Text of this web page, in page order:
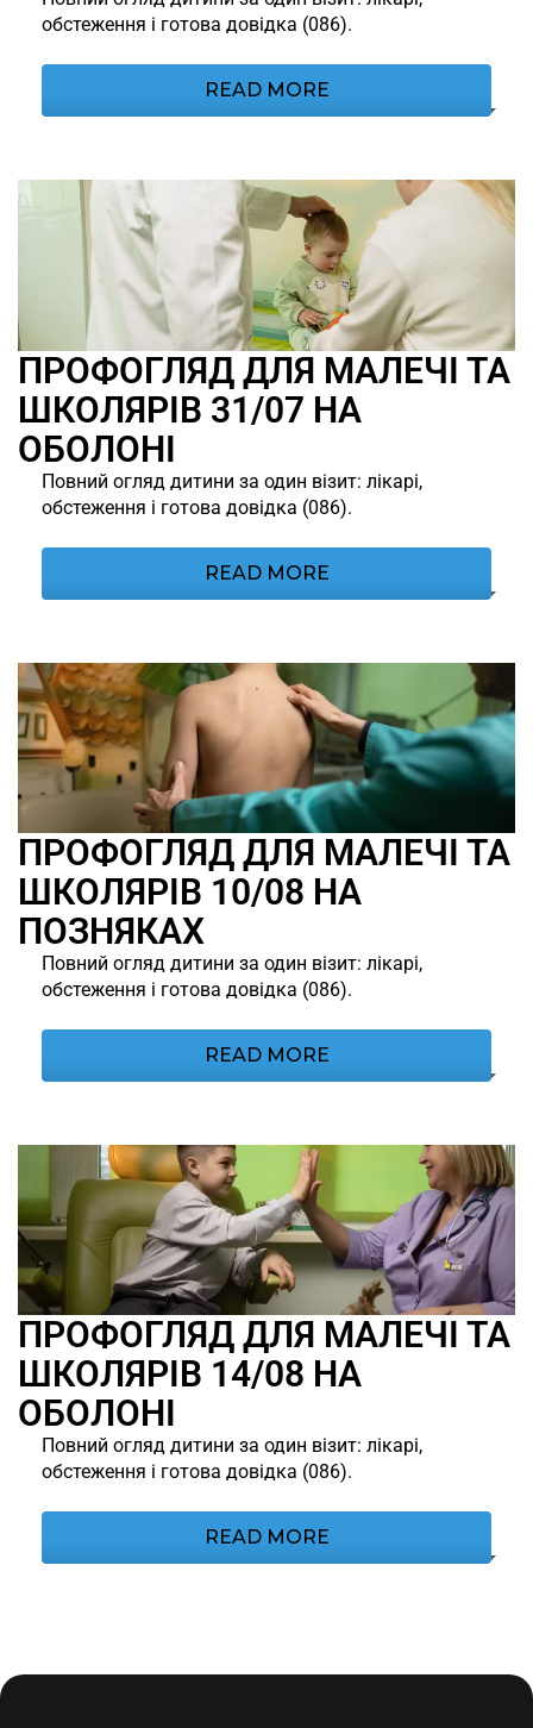
обстеження і готова довідка (086).
READ MORE
ПРОФОГЛЯД ДЛЯ МАЛЕЧІ ТА
ШКОЛЯРІВ 31/07 НА
ОБОЛОНІ
Повний огляд дитини за один візит: лікарі,
обстеження і готова довідка (086).
READ MORE
ПРОФОГЛЯД ДЛЯ МАЛЕЧІ ТА
ШКОЛЯРІВ 10/08 НА
ПОЗНЯКАХ
Повний огляд дитини за один візит: лікарі,
обстеження і готова довідка (086).
READ MORE
ПРОФОГЛЯД ДЛЯ МАЛЕЧІ ТА
ШКОЛЯРІВ 14/08 НА
ОБОЛОНІ
Повний огляд дитини за один візит: лікарі,
обстеження і готова довідка (086).
READ MORE